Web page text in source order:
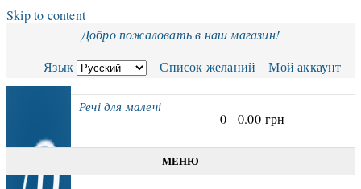
Skip to content
Добро пожаловать в наш магазин!
Язык
Список желаний Мой аккаунт
Речі для малечі
0 -0.00 грн
МЕНЮ